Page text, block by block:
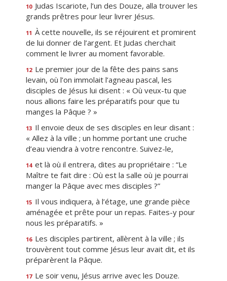
10 Judas Iscariote, l’un des Douze, alla trouver les
grands prêtres pour leur livrer Jésus.
11 À cette nouvelle, ils se réjouirent et promirent
de lui donner de l’argent. Et Judas cherchait
comment le livrer au moment favorable.
12 Le premier jour de la fête des pains sans
levain, où l’on immolait l’agneau pascal, les
disciples de Jésus lui disent : « Où veux-tu que
nous allions faire les préparatifs pour que tu
manges la Pâque ? »
13 Il envoie deux de ses disciples en leur disant :
« Allez à la ville ; un homme portant une cruche
d’eau viendra à votre rencontre. Suivez-le,
14 et là où il entrera, dites au propriétaire : “Le
Maître te fait dire : Où est la salle où je pourrai
manger la Pâque avec mes disciples ?”
15 Il vous indiquera, à l’étage, une grande pièce
aménagée et prête pour un repas. Faites-y pour
nous les préparatifs. »
16 Les disciples partirent, allèrent à la ville ; ils
trouvèrent tout comme Jésus leur avait dit, et ils
préparèrent la Pâque.
17 Le soir venu, Jésus arrive avec les Douze.